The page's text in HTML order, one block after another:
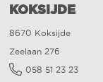
KOKSIJDE
8670 Koksijde
Zeelaan 276
058 51 23 23